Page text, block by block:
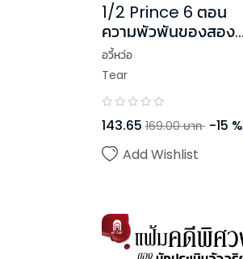
1/2 Prince 6 ตอน
ความพัวพันของสอง
โลก
อวี้หว่อ
Tear
143.65 169.00 บาท -15 %
Add Wishlist